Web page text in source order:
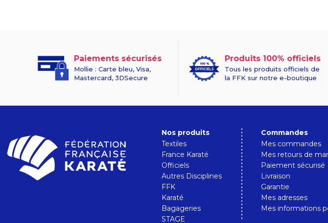
Paiements sécurisés
Mollie : Carte bleu, Visa,
Mastercard, 3DSecure
Produits 100% officiels
Tous les produits officiels de
la FFK sur notre e-boutique
Nos produits
Textiles
France Karaté
Officiels
Autres Disciplines
FFK
Karaté
Bagageries
STAGE
Commandes
Mes commandes
Mes retours de
Paiement sécurisé
Livraison
Garantie
Mes adresses
Mes informations